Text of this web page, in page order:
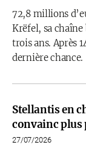
72,8 millions
Krëfel, sa chaîne
trois ans. Après
dernière chance.
Stellantis en
convainc plus
27/07/2026